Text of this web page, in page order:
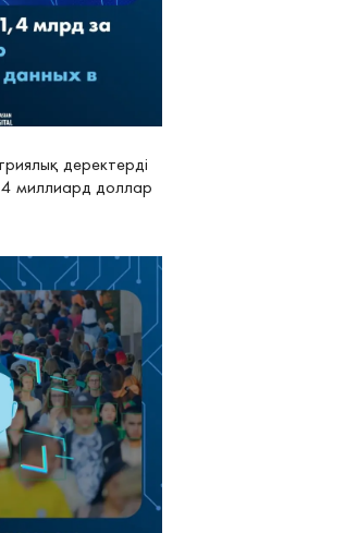
деректерді
миллиард доллар